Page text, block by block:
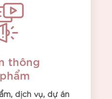
thông
dịch vụ, dự án